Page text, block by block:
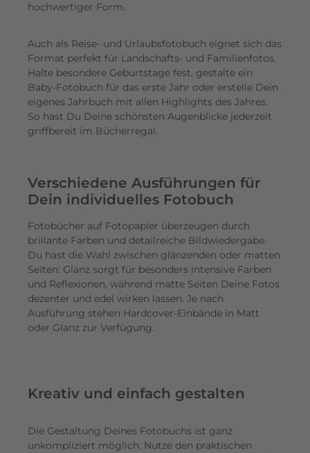
hochwertiger Form.
Auch als Reise- und Urlaubsfotobuch eignet sich das
Format perfekt für Landschafts- und Familienfotos.
Halte besondere Geburtstage fest, gestalte ein
Baby-Fotobuch für das erste Jahr oder erstelle Dein
eigenes Jahrbuch mit allen Highlights des Jahres.
So hast Du Deine schönsten Augenblicke jederzeit
griffbereit im Bücherregal.
Verschiedene Ausführungen für
Dein individuelles Fotobuch
Fotobücher auf Fotopapier überzeugen durch
brillante Farben und detailreiche Bildwiedergabe.
Du hast die Wahl zwischen glänzenden oder matten
Seiten: Glanz sorgt für besonders intensive Farben
und Reflexionen, während matte Seiten Deine Fotos
dezenter und edel wirken lassen. Je nach
Ausführung stehen Hardcover-Einbände in Matt
oder Glanz zur Verfügung.
Kreativ und einfach gestalten
Die Gestaltung Deines Fotobuchs ist ganz
unkompliziert möglich. Nutze den praktischen